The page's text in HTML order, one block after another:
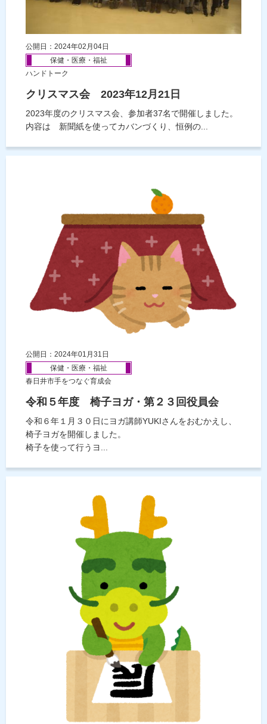
公開日：2024年02月04日
保健・医療・福祉
ハンドトーク
クリスマス会 2023年12月21日
2023年度のクリスマス会、参加者37名で開催しました。
内容は 新聞紙を使ってカバンづくり、恒例の...
公開日：2024年01月31日
保健・医療・福祉
春日井市手をつなぐ育成会
令和５年度 椅子ヨガ・第２３回役員会
令和６年１月３０日にヨガ講師YUKIさんをおむかえし、
椅子ヨガを開催しました。
椅子を使って行うヨ...